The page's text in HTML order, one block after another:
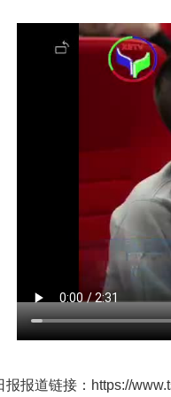
报报道链接：https://